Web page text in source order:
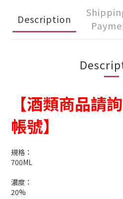
Description
【酒類商品請
帳號】
規格：
700ML
濃度：
20%